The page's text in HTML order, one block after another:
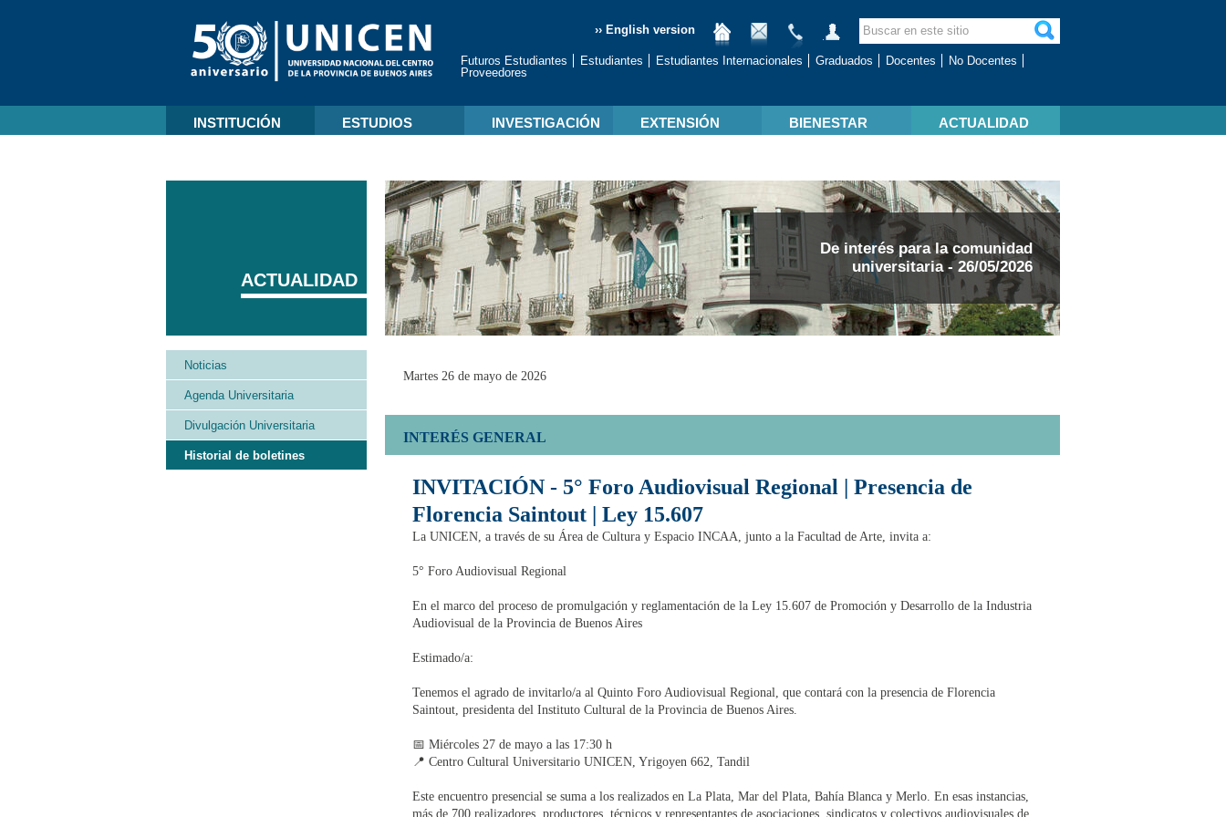
›› English version
Futuros Estudiantes Estudiantes Estudiantes Internacionales Graduados Docentes
No Docentes
Proveedores
INSTITUCIÓN ESTUDIOS INVESTIGACIÓN EXTENSIÓN BIENESTAR ACTUALIDAD
De interés para la comunidad
universitaria - 26/05/2026
Martes 26 de mayo de 2026
INTERÉS GENERAL
INVITACIÓN - 5° Foro Audiovisual Regional | Presencia de
Florencia Saintout | Ley 15.607
La UNICEN, a través de su Área de Cultura y Espacio INCAA, junto a la Facultad de Arte, invita a:
5° Foro Audiovisual Regional
En el marco del proceso de promulgación y reglamentación de la Ley 15.607 de Promoción y Desarrollo de la Industria
Audiovisual de la Provincia de Buenos Aires
Estimado/a:
Tenemos el agrado de invitarlo/a al Quinto Foro Audiovisual Regional, que contará con la presencia de Florencia
Saintout, presidenta del Instituto Cultural de la Provincia de Buenos Aires.
📅 Miércoles 27 de mayo a las 17:30 h
📍 Centro Cultural Universitario UNICEN, Yrigoyen 662, Tandil
Este encuentro presencial se suma a los realizados en La Plata, Mar del Plata, Bahía Blanca y Merlo. En esas instancias,
más de 700 realizadores, productores, técnicos y representantes de asociaciones, sindicatos y colectivos audiovisuales de
ACTUALIDAD
Noticias
Agenda Universitaria
Divulgación Universitaria
Historial de boletines